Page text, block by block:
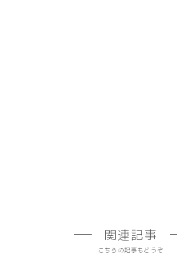
関連記事
こちらの記事もどうぞ